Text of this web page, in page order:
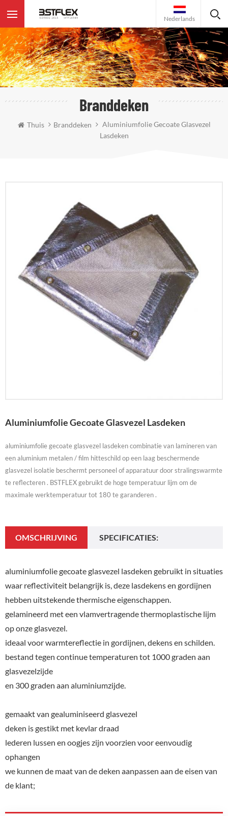
Nederlands
Branddeken
Thuis Branddeken
Aluminiumfolie Gecoate Glasvezel
Lasdeken
Aluminiumfolie Gecoate Glasvezel Lasdeken
aluminiumfolie gecoate glasvezel lasdeken combinatie van lamineren van
een aluminium metalen / film hitteschild op een laag beschermende
glasvezel isolatie beschermt personeel of apparatuur door stralingswarmte
te reflecteren . BSTFLEX gebruikt de hoge temperatuur lijm om de
maximale werktemperatuur tot 180 te garanderen .
OMSCHRIJVING SPECIFICATIES:
aluminiumfolie gecoate glasvezel lasdeken gebruikt in situaties
waar reflectiviteit belangrijk is, deze lasdekens en gordijnen
hebben uitstekende thermische eigenschappen.
gelamineerd met een vlamvertragende thermoplastische lijm
op onze glasvezel.
ideaal voor warmtereflectie in gordijnen, dekens en schilden.
bestand tegen continue temperaturen tot 1000 graden aan
glasvezelzijde
en 300 graden aan aluminiumzijde.
gemaakt van gealuminiseerd glasvezel
deken is gestikt met kevlar draad
lederen lussen en oogjes zijn voorzien voor eenvoudig
ophangen
we kunnen de maat van de deken aanpassen aan de eisen van
de klant;